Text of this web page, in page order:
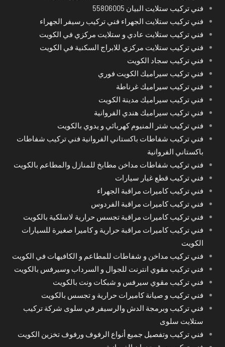
فني تركيب ستلايت البيان 55806005
فني تركيب ستلايت الجهراء فني تركيب رسيفر الجهراء
فني تركيب ستلايت عادي و ستلايت مركزي في الكويت
فني تركيب ستلايت مركزي للابراج السكنية في الكويت
فني تركيب سجاد الكويت
فني تركيب سيراميك الكويت فوري
فني تركيب سيراميك غرناطة
فني تركيب سيراميك مدينة الكويت
فني تركيب سيراميك هندي الفروانية
فني تركيب شتر المنيوم كهربائي و يدوي بالكويت
فني تركيب شفاطات باكستاني الفروانية فني تركيب شفاطات
باكستاني الفروانية
فني تركيب شفاطات مداخن مطابخ للمنازل والمطاعم بالكويت
فني تركيب قطع غيار سيارات
فني تركيب كاميرات مراقبة الجهراء
فني تركيب كاميرات مراقبة الفردوس
فني تركيب كاميرات مراقبة تجسس حرارية لاسلكية بالكويت
فني تركيب كاميرات مراقبة حرارية و كاميرا صغيرة للسيارات
الكويت
فني تركيب مداخن و شفاطات للمطاعم و الكافيهات في الكويت
فني تركيب مقوي انترنت للجوال و السرداب وسيرفس بالكويت
فني تركيب مقوي سيرفس و شبكات ونت بالكويت
فني تركيب و صيانة كاميرات حرارية و تجسس بالكويت
فني تركيب وبرمجة الدش والرسيفر في سلوى شركة تركيب
ستلايت سلوى
فني تركيب وتفصيل جميع أنواع الرفوف ورفوف تخزين الكويت